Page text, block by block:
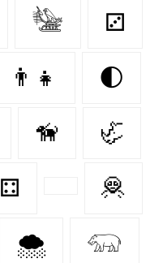
𓅋 ⚂
👨‍👧 🌓
🦮 🦏
⚃ 🦧
🌨️ 𓃯